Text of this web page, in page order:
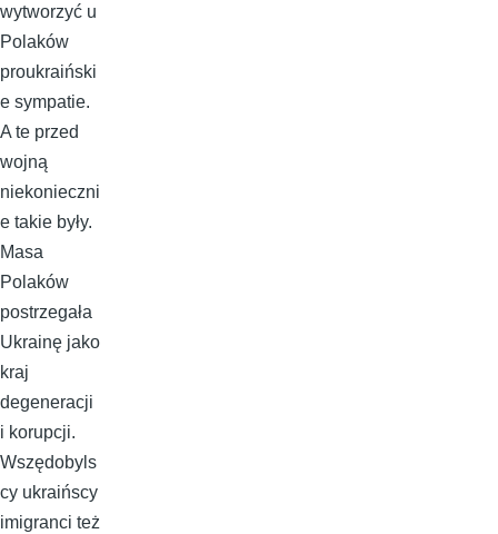
wytworzyć u
Polaków
proukraiński
e sympatie.
A te przed
wojną
niekonieczni
e takie były.
Masa
Polaków
postrzegała
Ukrainę jako
kraj
degeneracji
i korupcji.
Wszędobyls
cy ukraińscy
imigranci też